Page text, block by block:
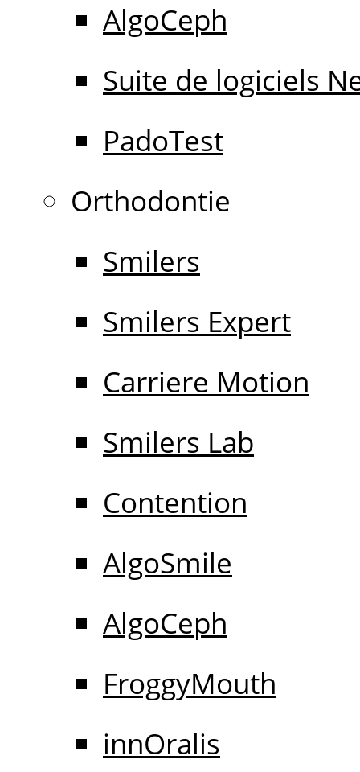
AlgoCeph
Suite de logiciels
PadoTest
Orthodontie
Smilers
Smilers Expert
Carriere Motion
Smilers Lab
Contention
AlgoSmile
AlgoCeph
FroggyMouth
innOralis